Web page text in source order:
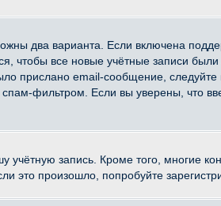
два варианта. Если включена
чтобы все новые учётные записи
прислано email-сообщение,
фильтром. Если вы уверены, что
запись. Кроме того, многие
произошло, попробуйте